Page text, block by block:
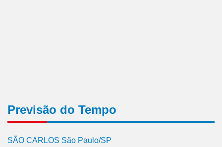
Previsão do Tempo
SÃO CARLOS São Paulo/SP